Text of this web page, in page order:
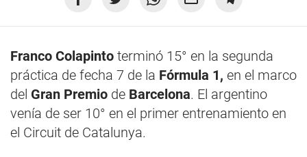
Franco Colapinto terminó 15° en la segunda
práctica de fecha 7 de la Fórmula 1, en el marco
del Gran Premio de Barcelona. El argentino
venía de ser 10° en el primer entrenamiento en
el Circuit de Catalunya.